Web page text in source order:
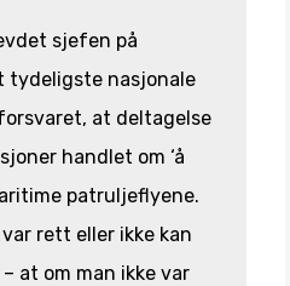
sjefen på
tydeligste nasjonale
at deltagelse
handlet om ‘å
patruljeflyene.
rett eller ikke kan
at om man ikke var